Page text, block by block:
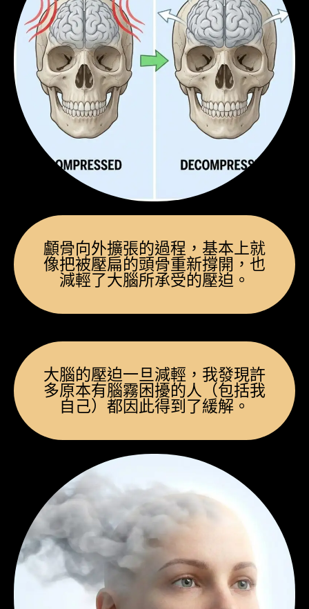
顱骨向外擴張的過程，基本上就
像把被壓扁的頭骨重新撐開，也
減輕了大腦所承受的壓迫。
大腦的壓迫一旦減輕，我發現許
多原本有腦霧困擾的人（包括我
自己）都因此得到了緩解。